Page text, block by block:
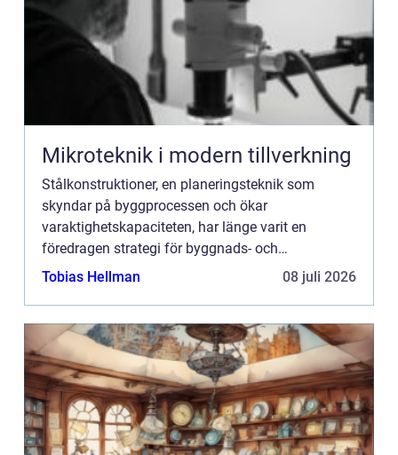
Mikroteknik i modern tillverkning
Stålkonstruktioner, en planeringsteknik som
skyndar på byggprocessen och ökar
varaktighetskapaciteten, har länge varit en
föredragen strategi för byggnads- och
konstruktionsföretag. Potentialen i stålkonstru...
Tobias Hellman 08 juli 2026